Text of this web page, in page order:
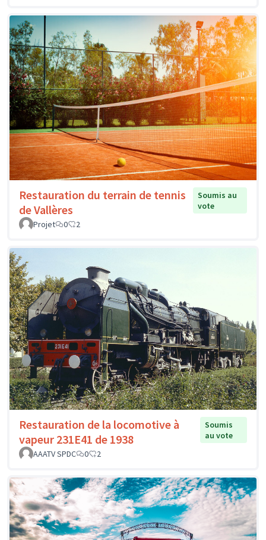
Restauration du terrain de tennis
de Vallères
Soumis au
vote
Projet
0 2
Restauration de la locomotive à
vapeur 231E41 de 1938
Soumis
au vote
AAATV SPDC
0 2